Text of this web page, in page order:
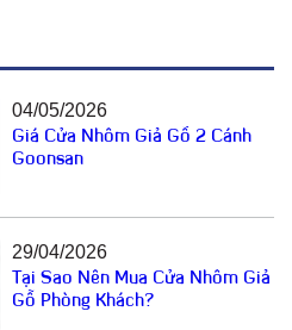
04/05/2026
Giá Cửa Nhôm Giả Gỗ 2 Cánh
Goonsan
29/04/2026
Tại Sao Nên Mua Cửa Nhôm Giả
Gỗ Phòng Khách?